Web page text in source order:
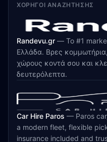
ΧΟΡΗΓΟΊ ΑΝΑΖΉΤΗΣΗΣ
Randevu.gr — Το #1
Ελλάδα. Βρες
χώρους κοντά σου και
δευτερόλεπτα.
Car Hire Paros — Paros
a modern fleet, flexible
insurance included and